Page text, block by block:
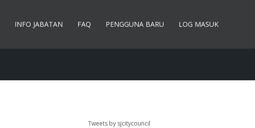
INFO JABATAN FAQ PENGGUNA BARU LOG MASUK
Tweets by sjcitycouncil